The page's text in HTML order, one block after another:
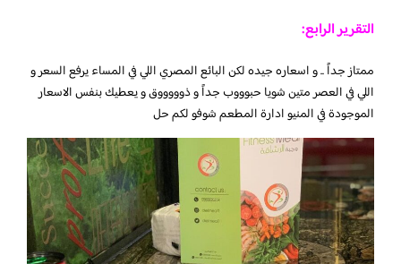
التقرير الرابع:
ممتاز جداً .. و اسعاره جيده لكن البائع المصري اللي في المساء يرفع السعر و
اللي في العصر متين شويا حبوووب جداً و ذوووووق و يعطيك بنفس الاسعار
الموجودة في المنيو ادارة المطعم شوفو لكم حل